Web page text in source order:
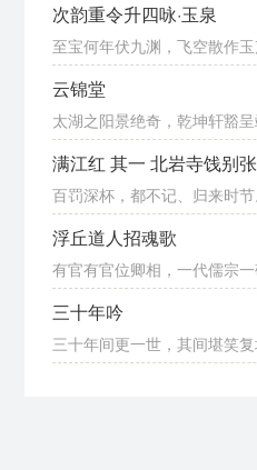
次韵重令升四咏·玉泉
至宝何年伏九渊，飞空散作
云锦堂
太湖之阳景绝奇，乾坤轩豁
满江红 其一 北岩寺饯别
百罚深杯，都不记、归来时
浮丘道人招魂歌
有官有官位卿相，一代儒宗
三十年吟
三十年间更一世，其间堪笑